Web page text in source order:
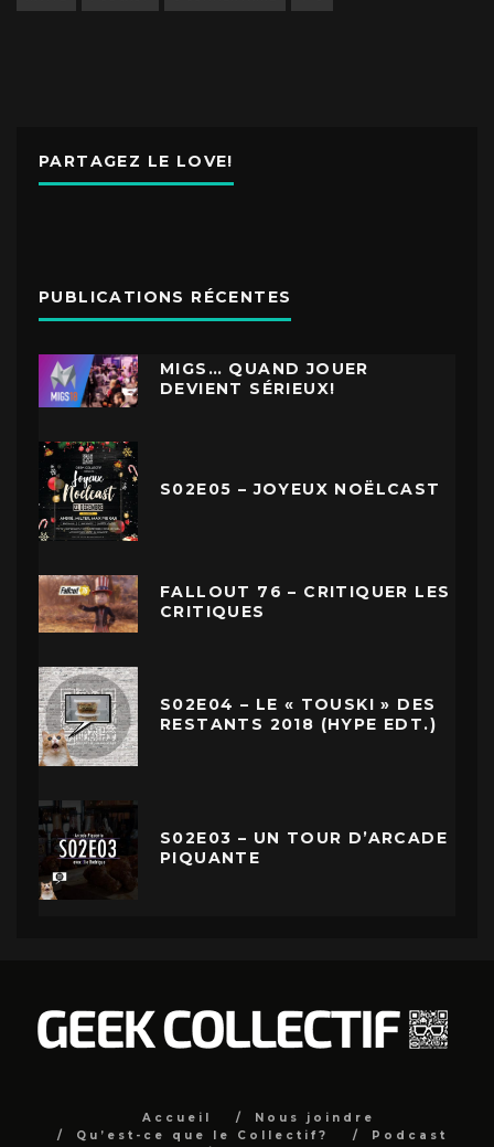
PARTAGEZ LE LOVE!
PUBLICATIONS RÉCENTES
MIGS… QUAND JOUER
DEVIENT SÉRIEUX!
S02E05 – JOYEUX NOËLCAST
FALLOUT 76 – CRITIQUER LES
CRITIQUES
S02E04 – LE « TOUSKI » DES
RESTANTS 2018 (HYPE EDT.)
S02E03 – UN TOUR D’ARCADE
PIQUANTE
Accueil
Nous joindre
Qu’est-ce que le Collectif?
Podcast